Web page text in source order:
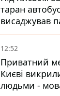
таран
висаджував
зупинці -
лікарні
12:52
Приватний
Києві
людьми -